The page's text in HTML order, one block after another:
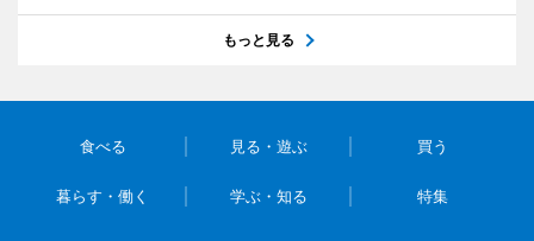
もっと見る
食べる 見る・遊ぶ 買う
暮らす・働く 学ぶ・知る 特集